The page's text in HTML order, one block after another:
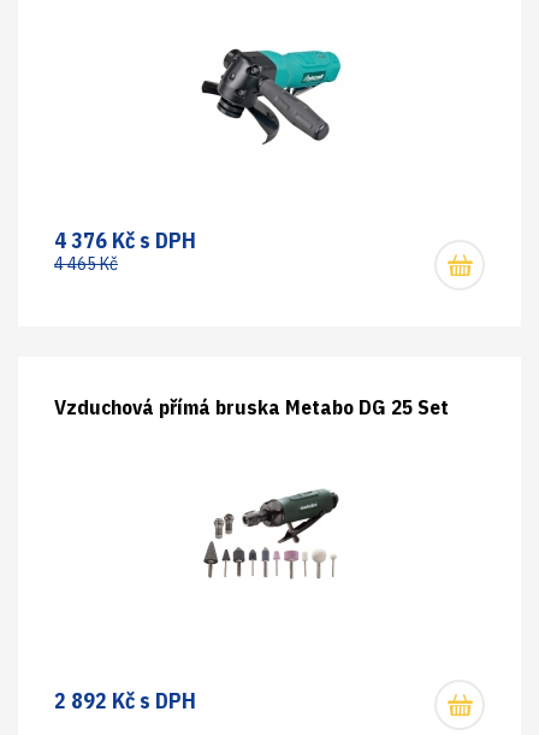
4 376 Kč s DPH
4 465 Kč
Vzduchová přímá bruska Metabo DG 25 Set
2 892 Kč s DPH